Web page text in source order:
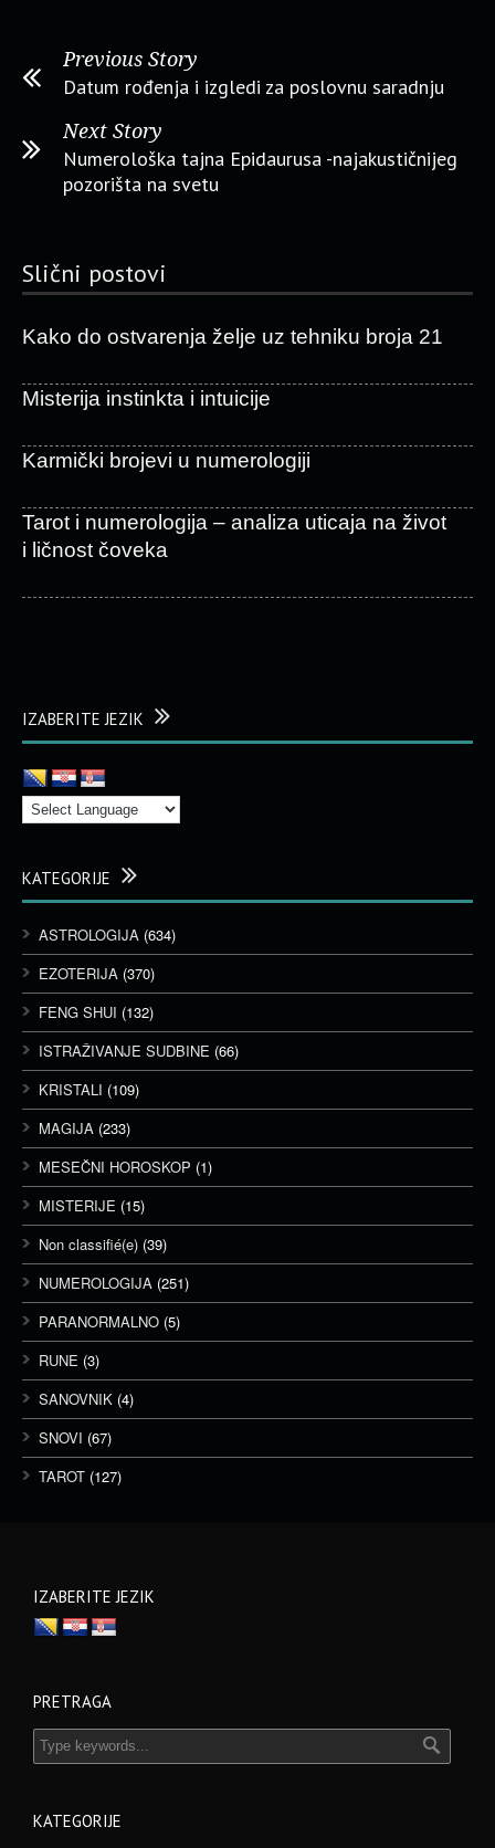
Previous Story
Datum rođenja i izgledi za poslovnu saradnju
Next Story
Numerološka tajna Epidaurusa -najakustičnijeg
pozorišta na svetu
Slični postovi
Kako do ostvarenja želje uz tehniku broja 21
Misterija instinkta i intuicije
Karmički brojevi u numerologiji
Tarot i numerologija – analiza uticaja na život
i ličnost čoveka
IZABERITE JEZIK
KATEGORIJE
ASTROLOGIJA (634)
EZOTERIJA (370)
FENG SHUI (132)
ISTRAŽIVANJE SUDBINE (66)
KRISTALI (109)
MAGIJA (233)
MESEČNI HOROSKOP (1)
MISTERIJE (15)
Non classifié(e) (39)
NUMEROLOGIJA (251)
PARANORMALNO (5)
RUNE (3)
SANOVNIK (4)
SNOVI (67)
TAROT (127)
IZABERITE JEZIK
PRETRAGA
KATEGORIJE